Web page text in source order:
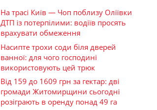
На трасі Київ — Чоп поблизу Оліївки
ДТП із потерпілими: водіїв просять
врахувати обмеження
Насипте трохи соди біля дверей
ванної: для чого господині
використовують цей трюк
Від 159 до 1609 грн за гектар: дві
громади Житомирщини сьогодні
розіграють в оренду понад 49 га